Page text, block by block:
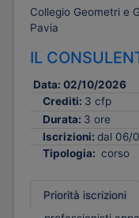
Collegio Geometri e
Pavia
IL
Data: 02/10/2026
Crediti: 3 cfp
Durata: 3 ore
Iscrizioni: dal 06/
Tipologia: corso
Priorità iscrizioni